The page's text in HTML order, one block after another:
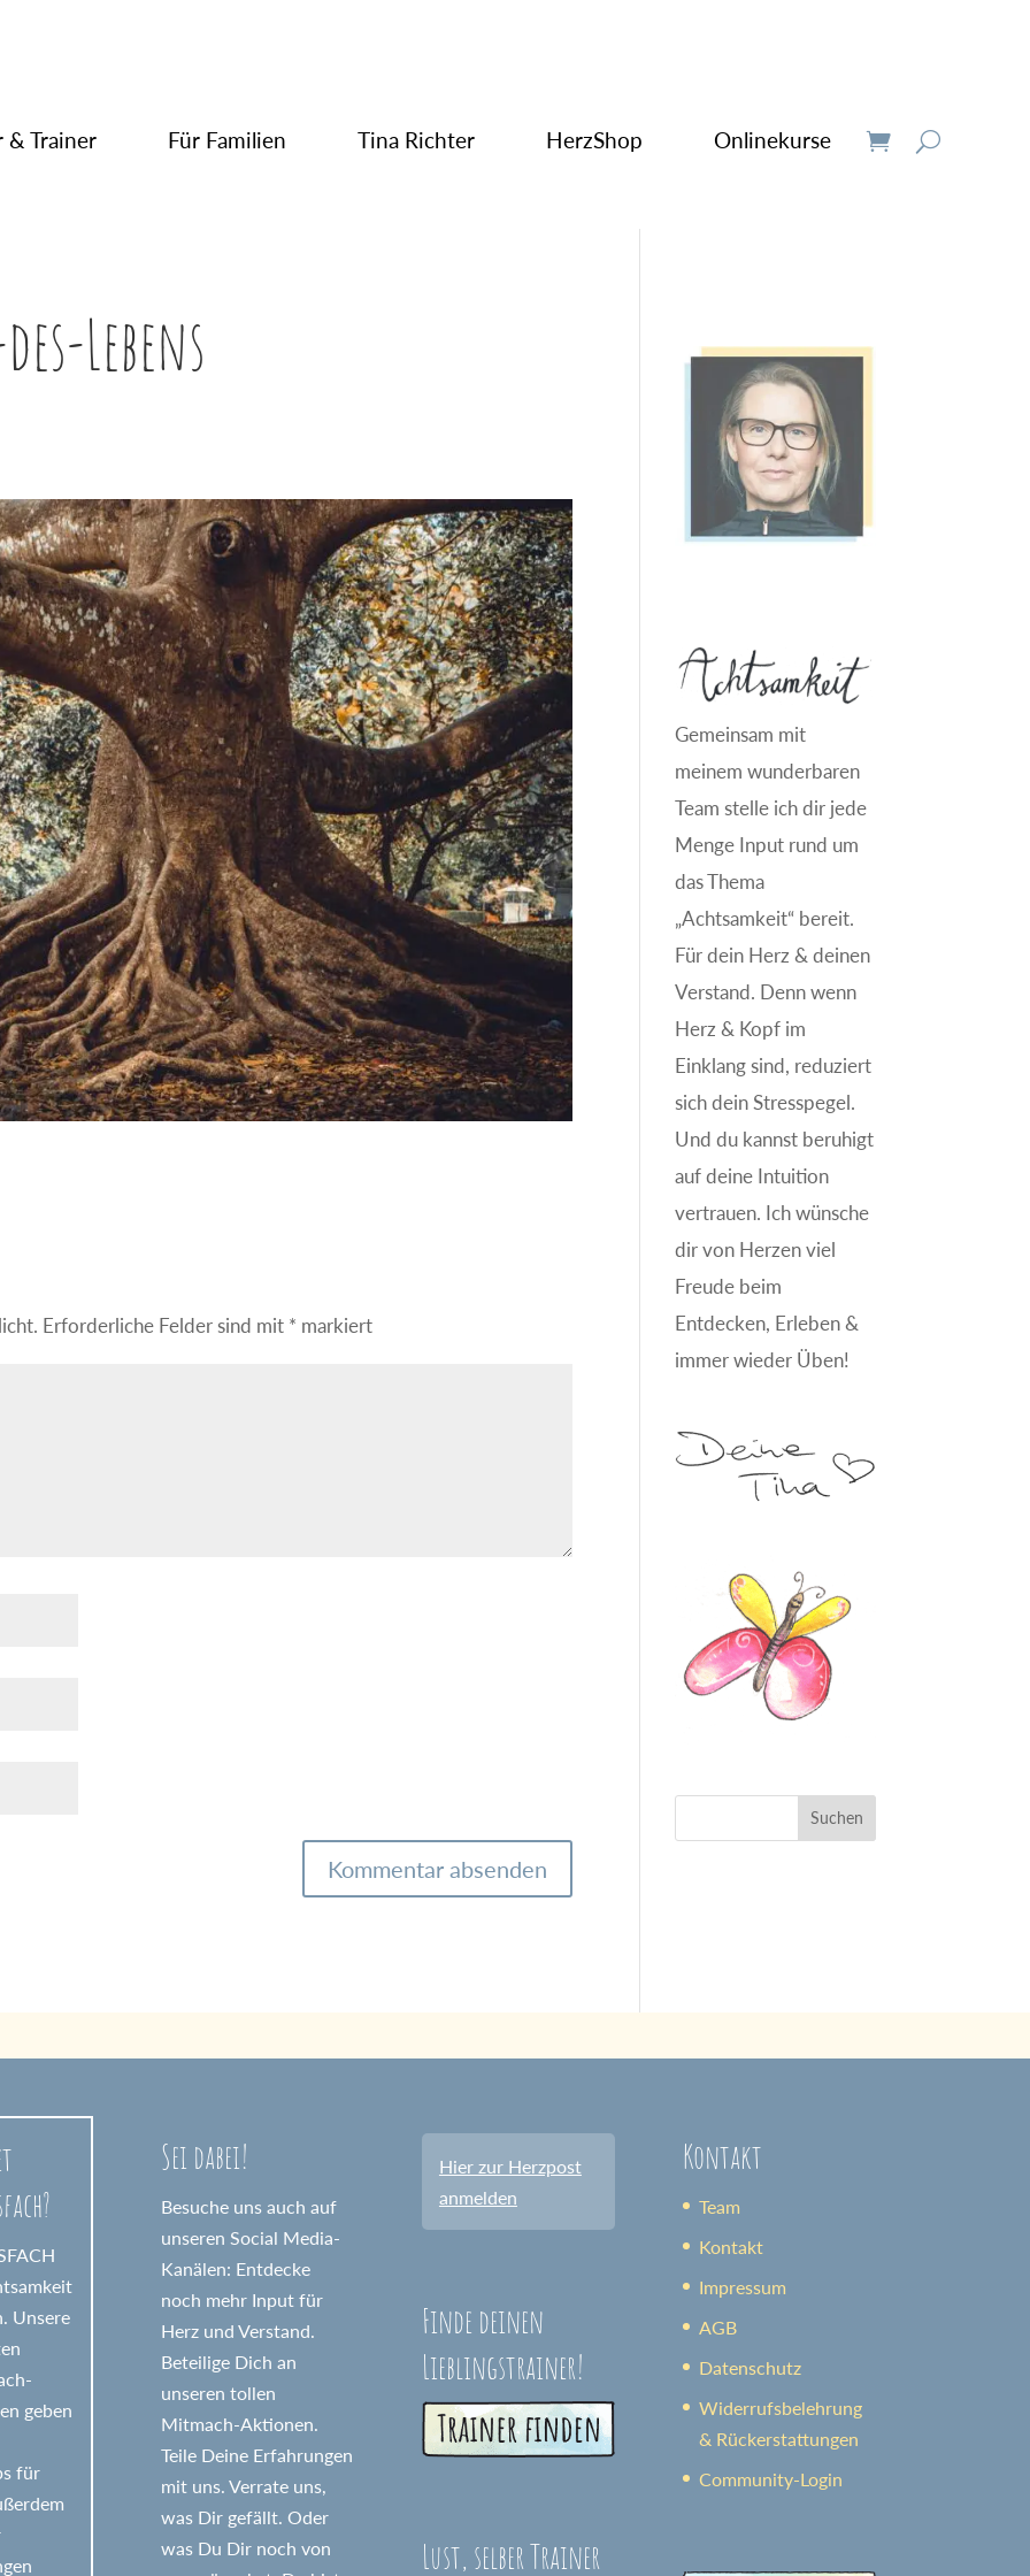
& Trainer Für Familien Tina Richter HerzShop Onlinekurse
Lebens
Erforderliche Felder sind mit * markiert
Gemeinsam mit
meinem wunderbaren
Team stelle ich dir jede
Menge Input rund um
das Thema
„Achtsamkeit“ bereit.
Für dein Herz & deinen
Verstand. Denn wenn
Herz & Kopf im
Einklang sind, reduziert
sich dein Stresspegel.
Und du kannst beruhigt
auf deine Intuition
vertrauen. Ich wünsche
dir von Herzen viel
Freude beim
Entdecken, Erleben &
immer wieder Üben!
Unsere
geben
für
Sei dabei!
Besuche uns auch auf
unseren Social Media-
Kanälen: Entdecke
noch mehr Input für
Herz und Verstand.
Beteilige Dich an
unseren tollen
Mitmach-Aktionen.
Teile Deine Erfahrungen
mit uns. Verrate uns,
was Dir gefällt. Oder
was Du Dir noch von
Hier zur Herzpost
anmelden
Finde deinen
Lieblingstrainer!
Lust, selber Trainer
Kontakt
Team
Kontakt
Impressum
AGB
Datenschutz
Widerrufsbelehrung
& Rückerstattungen
Community-Login